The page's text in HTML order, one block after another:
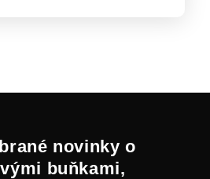
novinky o
buňkami,